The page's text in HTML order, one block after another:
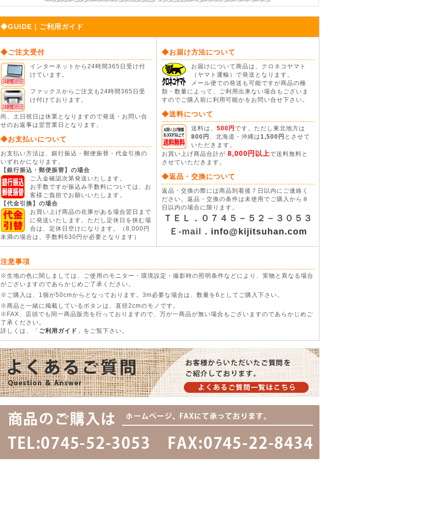
◆GUIDE｜ご利用ガイド
◆ご注文受付
インターネットから24時間365日受け付
けています。
ファックスからご注文も24時間365日受
け付けております。
尚、土日祝日は休業となりますので発送・お問い合
せのお返事は翌営業日となります。
◆お支払いについて
お支払い方法は、銀行振込・郵便振替・代金引換の
いずれかになります。
【銀行振込・郵便振替】の場合
ご入金確認次第発送いたします。
お手数ですが振込み手数料については、お
客様ご負担でお願いいたします。
【代金引換】の場合
お買い上げ商品の在庫がある場合翌日まで
に発送いたします。ただし定休日を挟む場
合は、定休日空けになります。（8,000円
未満の場合は、手数料630円が必要となります）
◆お届け方法について
お届けについて商品は、クロネコヤマト
（ヤマト運輸）で発送となります。
メール便での発送も可能ですが商品の種
類・数量によって、ご利用出来ない場合もございま
すのでご購入前に利用可能かをお問い合せ下さい。
◆送料について
送料は、 500円 です。ただし東北地方は
800円
、北海道・沖縄は1,500円 とさせて
いただきます。
お買い上げ商品合計が 8,000円以上で送料無料と
させていただきます。
◆返品・交換について
返品・交換の際には商品到着後７日以内にご連絡く
ださい。返品・交換の条件は未使用でご購入から８
日以内の場合に限ります。
ＴＥＬ．０７４５－５２－３０５３
Ｅ-mail． info@kijitsuhan.com
注意事項
※生地の色に関しましては、ご使用のモニター・環境設定・撮影時の照明条件などにより、実物と異なる場合
がございますのであらかじめご了承ください。
※ご購入は、1個が50cmからとなっております。3m必要な場合は、数量を6としてご購入下さい。
※商品と一緒に掲載しているボタンは、直径2cmのモノです。
※FAX、店頭でも同一商品販売を行っておりますので、万が一商品が無い場合もございますのであらかじめご
了承ください。
詳しくは、「 ご利用ガイド 」をご覧下さい。